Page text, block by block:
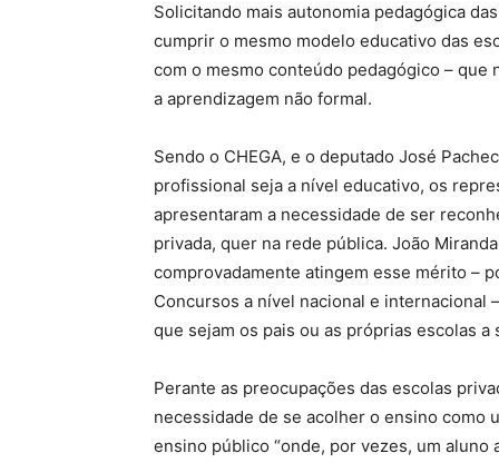
Solicitando mais autonomia pedagógica
cumprir o mesmo modelo educativo das
com o mesmo conteúdo pedagógico – que
a aprendizagem não formal.
Sendo o CHEGA, e o deputado José
profissional seja a nível educativo, os
apresentaram a necessidade de ser
privada, quer na rede pública. João
comprovadamente atingem esse mérito –
Concursos a nível nacional e internacional
que sejam os pais ou as próprias escolas
Perante as preocupações das escolas
necessidade de se acolher o ensino
ensino público “onde, por vezes, um